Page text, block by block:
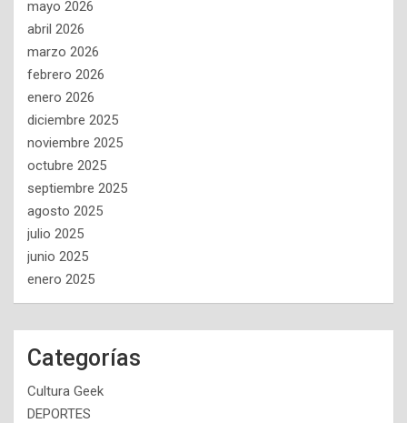
mayo 2026
abril 2026
marzo 2026
febrero 2026
enero 2026
diciembre 2025
noviembre 2025
octubre 2025
septiembre 2025
agosto 2025
julio 2025
junio 2025
enero 2025
Categorías
Cultura Geek
DEPORTES